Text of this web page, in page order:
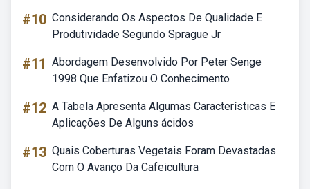
#10 Considerando Os Aspectos De Qualidade E
Produtividade Segundo Sprague Jr
#11 Abordagem Desenvolvido Por Peter Senge
1998 Que Enfatizou O Conhecimento
#12 A Tabela Apresenta Algumas Características E
Aplicações De Alguns ácidos
#13 Quais Coberturas Vegetais Foram Devastadas
Com O Avanço Da Cafeicultura